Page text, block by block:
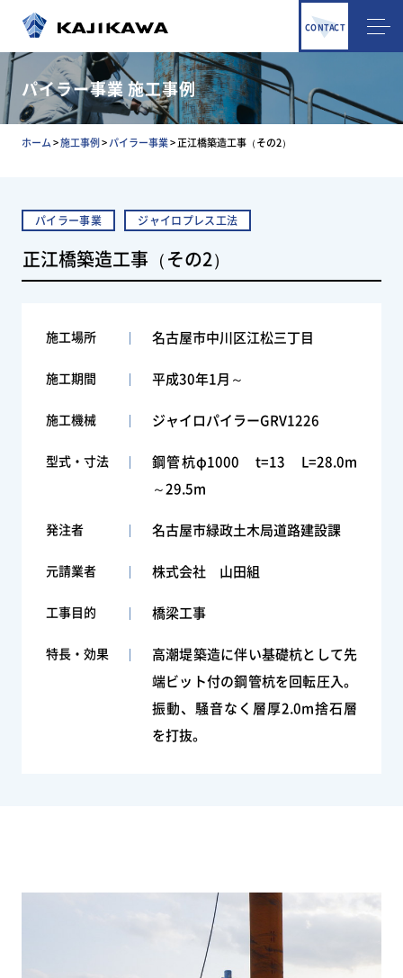
CONTACT
パイラー事業 施工事例
ホーム>施工事例>パイラー事業>正江橋築造工事（その2）
パイラー事業 ジャイロプレス工法
正江橋築造工事（その2）
施工場所 名古屋市中川区江松三丁目
施工期間 平成30年1月～
施工機械 ジャイロパイラーGRV1226
型式・寸法
鋼管杭φ1000 t=13 L=28.0m
～29.5m
発注者 名古屋市緑政土木局道路建設課
元請業者 株式会社 山田組
工事目的 橋梁工事
特長・効果
高潮堤築造に伴い基礎杭として先
端ビット付の鋼管杭を回転圧入。
振動、騒音なく層厚2.0m捨石層
を打抜。